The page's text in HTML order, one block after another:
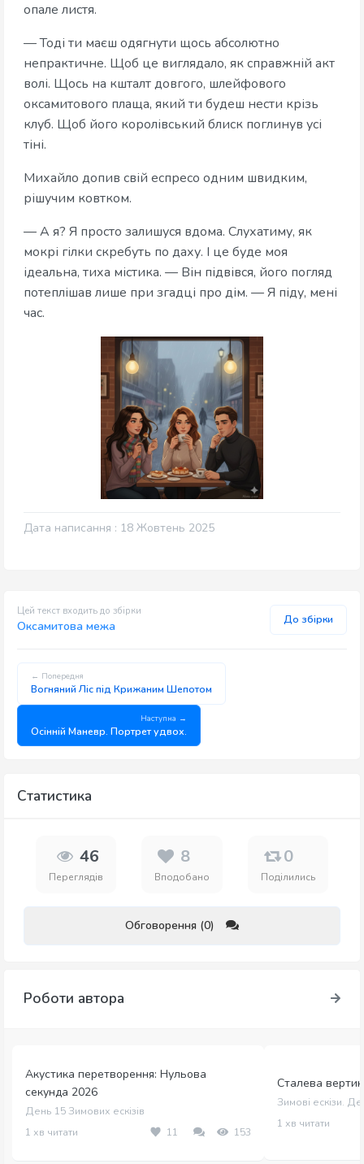
опале листя.
— Тоді ти маєш одягнути щось абсолютно
непрактичне. Щоб це виглядало, як справжній акт
волі. Щось на кшталт довгого, шлейфового
оксамитового плаща, який ти будеш нести крізь
клуб. Щоб його королівський блиск поглинув усі
тіні.
Михайло допив свій еспресо одним швидким,
рішучим ковтком.
— А я? Я просто залишуся вдома. Слухатиму, як
мокрі гілки скребуть по даху. І це буде моя
ідеальна, тиха містика. — Він підвівся, його погляд
потеплішав лише при згадці про дім. — Я піду, мені
час.
Дата написання : 18 Жовтень 2025
Цей текст входить до збірки
Оксамитова межа До збірки
← Попередня
Вогняний Ліс під Крижаним Шепотом
Наступна →
Осінній Маневр. Портрет удвох.
Статистика
46
Переглядів
8
Вподобано
0
Поділились
Обговорення (0)
Роботи автора
Акустика перетворення: Нульова
секунда 2026
День 15 Зимових ескізів
1 хв читати
11 153
Сталева
Зимові ескізи.
1 хв читати